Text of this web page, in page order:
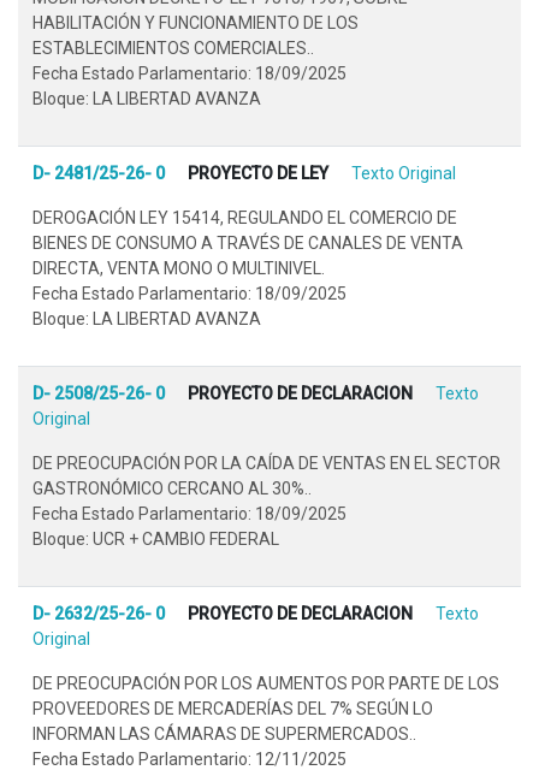
HABILITACIÓN Y FUNCIONAMIENTO DE LOS
ESTABLECIMIENTOS COMERCIALES..
Fecha Estado Parlamentario: 18/09/2025
Bloque: LA LIBERTAD AVANZA
D- 2481/25-26- 0 PROYECTO DE LEY Texto Original
DEROGACIÓN LEY 15414, REGULANDO EL COMERCIO DE
BIENES DE CONSUMO A TRAVÉS DE CANALES DE VENTA
DIRECTA, VENTA MONO O MULTINIVEL.
Fecha Estado Parlamentario: 18/09/2025
Bloque: LA LIBERTAD AVANZA
D- 2508/25-26- 0 PROYECTO DE DECLARACION
Texto
Original
DE PREOCUPACIÓN POR LA CAÍDA DE VENTAS EN EL SECTOR
GASTRONÓMICO CERCANO AL 30%..
Fecha Estado Parlamentario: 18/09/2025
Bloque: UCR + CAMBIO FEDERAL
D- 2632/25-26- 0 PROYECTO DE DECLARACION
Texto
Original
DE PREOCUPACIÓN POR LOS AUMENTOS POR PARTE DE LOS
PROVEEDORES DE MERCADERÍAS DEL 7% SEGÚN LO
INFORMAN LAS CÁMARAS DE SUPERMERCADOS..
Fecha Estado Parlamentario: 12/11/2025